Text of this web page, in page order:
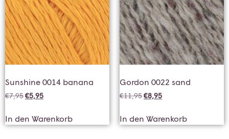
Sunshine 0014 banana
€7,95€5,95
In den Warenkorb
Gordon 0022 sand
€11,95€8,95
In den Warenkorb